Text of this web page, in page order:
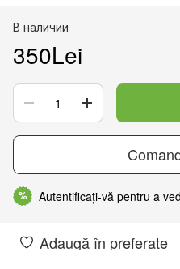
В наличии
350Lei
% Autentificați-vă pentru a
Adaugă în preferate